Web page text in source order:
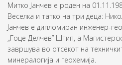
Митко Јанчев е роден на
Веселка и татко на три деца:
Јанчев е дипломиран инженер-
„Гоце Делчев” Штип, а
завршува во отсекот на
минералогија и геохемија.